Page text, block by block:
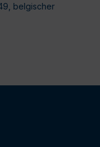
belgischer